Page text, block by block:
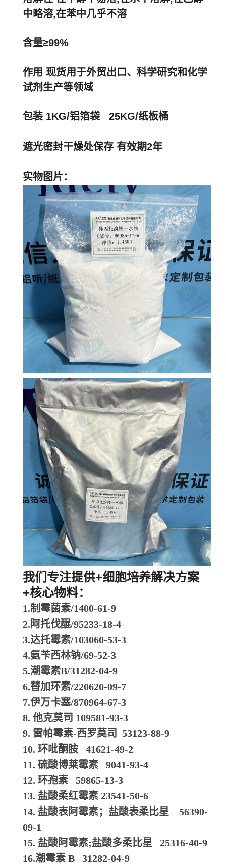
中略溶,在苯中几乎不溶
含量≥99%
作用 现货用于外贸出口、科学研究和化学
试剂生产等领域
包装 1KG/铝箔袋 25KG/纸板桶
遮光密封干燥处保存 有效期2年
实物图片：
我们专注提供+细胞培养解决方案
+核心物料：
1.制霉菌素/1400-61-9
2.阿托伐醌/95233-18-4
3.达托霉素/103060-53-3
4.氨苄西林钠/69-52-3
5.潮霉素B/31282-04-9
6.替加环素/220620-09-7
7.伊万卡塞/870964-67-3
8. 他克莫司 109581-93-3
9. 雷帕霉素-西罗莫司 53123-88-9
10. 环吡酮胺 41621-49-2
11. 硫酸博莱霉素 9041-93-4
12. 环孢素 59865-13-3
13. 盐酸柔红霉素 23541-50-6
14. 盐酸表阿霉素；盐酸表柔比星 56390-
09-1
15. 盐酸阿霉素;盐酸多柔比星 25316-40-9
16.潮霉素 B 31282-04-9